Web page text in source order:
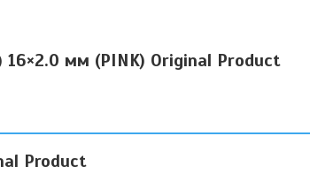
16×2.0 мм (PINK) Original Product
Product